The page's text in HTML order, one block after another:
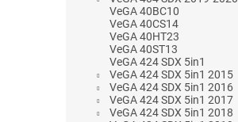
VeGA 40BC10
VeGA 40CS14
VeGA 40HT23
VeGA 40ST13
VeGA 424 SDX 5in1
VeGA 424 SDX 5in1 2015
VeGA 424 SDX 5in1 2016
VeGA 424 SDX 5in1 2017
VeGA 424 SDX 5in1 2018